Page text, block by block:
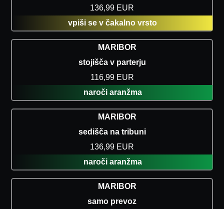
136,99 EUR
vpiši se v čakalno vrsto
MARIBOR
stojišča v parterju
116,99 EUR
naroči aranžma
MARIBOR
sedišča na tribuni
136,99 EUR
naroči aranžma
MARIBOR
samo prevoz